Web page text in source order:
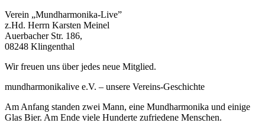
Verein „Mundharmonika-Live”
z.Hd. Herrn Karsten Meinel
Auerbacher Str. 186,
08248 Klingenthal
Wir freuen uns über jedes neue Mitglied.
mundharmonikalive e.V. – unsere Vereins-Geschichte
Am Anfang standen zwei Mann, eine Mundharmonika und einige
Glas Bier. Am Ende viele Hunderte zufriedene Menschen.